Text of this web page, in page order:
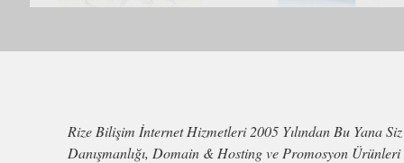
Rize Bilişim İnternet Hizmetleri 2005 Yılından Bu Yana
Danışmanlığı, Domain & Hosting ve Promosyon